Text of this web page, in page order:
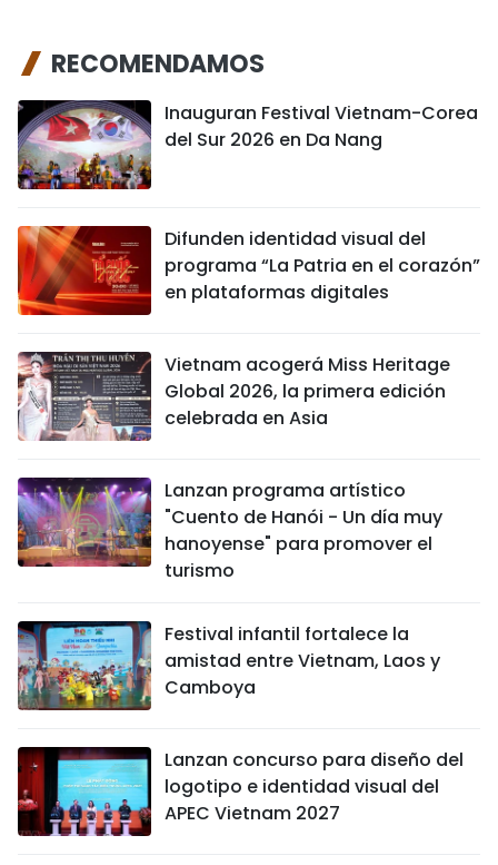
RECOMENDAMOS
Inauguran Festival Vietnam-Corea
del Sur 2026 en Da Nang
Difunden identidad visual del
programa “La Patria en el corazón”
en plataformas digitales
Vietnam acogerá Miss Heritage
Global 2026, la primera edición
celebrada en Asia
Lanzan programa artístico
"Cuento de Hanói - Un día muy
hanoyense" para promover el
turismo
Festival infantil fortalece la
amistad entre Vietnam, Laos y
Camboya
Lanzan concurso para diseño del
logotipo e identidad visual del
APEC Vietnam 2027